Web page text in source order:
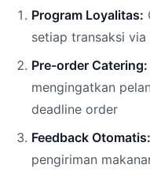
Program Loyalitas:
setiap transaksi via
Pre-order Catering:
mengingatkan
deadline order
Feedback Otomatis:
pengiriman